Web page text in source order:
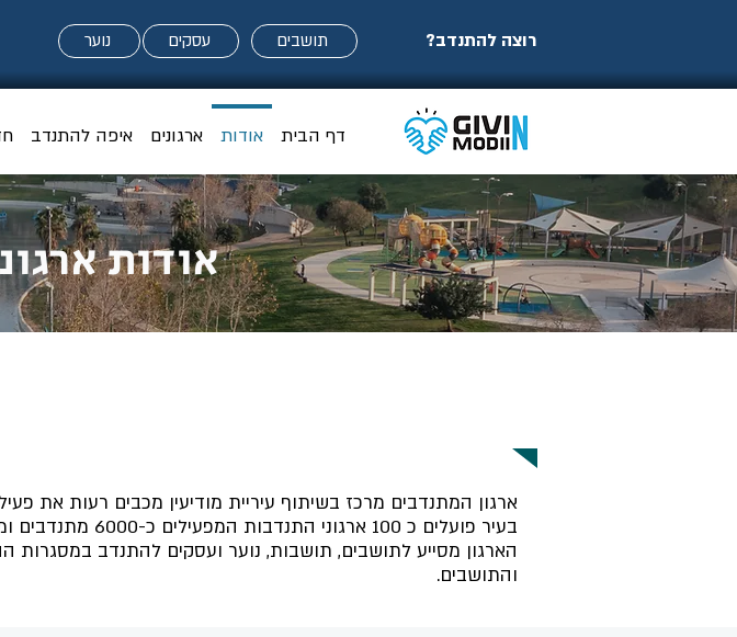
נוער עסקים תושבים רוצה להתנדב?
דף הבית אודות ארגונים איפה להתנדב
אודות
ארגון המתנדבים מרכז בשיתוף עיריית מודיעין מכבים רעות את
בעיר פועלים כ 100 ארגוני התנדבות המפעילים כ-6000 מתנדבים ומתנדבות.
הארגון מסייע לתושבים, תושבות, נוער ועסקים להתנדב במסגרות
והתושבים.